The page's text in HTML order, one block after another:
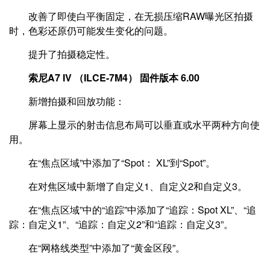
改善了即使白平衡固定，在无损压缩RAW曝光区拍摄
时，色彩还原仍可能发生变化的问题。
提升了拍摄稳定性。
索尼A7 IV （ILCE-7M4） 固件版本 6.00
新增拍摄和回放功能：
屏幕上显示的射击信息布局可以垂直或水平两种方向使
用。
在“焦点区域”中添加了“Spot： XL”到“Spot”。
在对焦区域中新增了自定义1、自定义2和自定义3。
在“焦点区域”中的“追踪”中添加了“追踪：Spot XL”、“追
踪：自定义1”、“追踪：自定义2”和“追踪：自定义3”。
在“网格线类型”中添加了“黄金区段”。